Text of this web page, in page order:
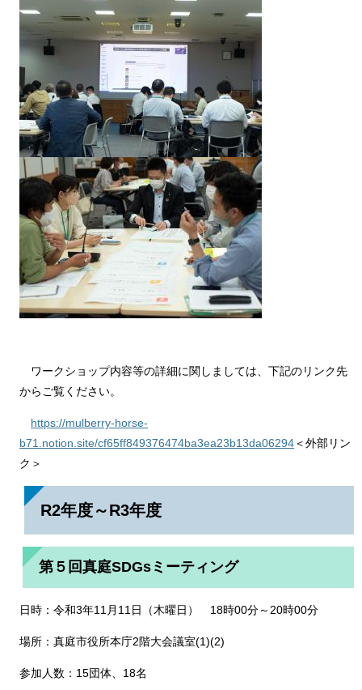
ワークショップ内容等の詳細に関しましては、下記のリンク先
からご覧ください。
https://mulberry-horse-
b71.notion.site/cf65ff849376474ba3ea23b13da06294＜外部リン
ク＞
R2年度～R3年度
第５回真庭SDGsミーティング
日時：令和3年11月11日（木曜日） 18時00分～20時00分
場所：真庭市役所本庁2階大会議室(1)(2)
参加人数：15団体、18名